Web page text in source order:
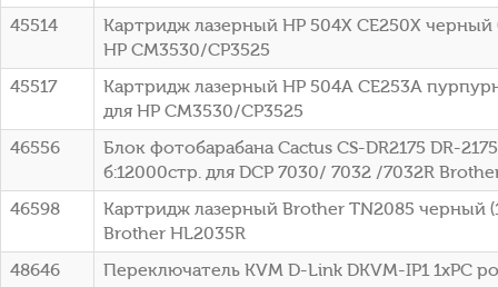
45514
Картридж лазерный HP 504X CE250X черный
HP CM3530/CP3525
45517
Картридж лазерный HP 504A CE253A
для HP CM3530/CP3525
46556
Блок фотобарабана Cactus CS-DR2175 DR-
б:12000стр. для DCP 7030/ 7032 /7032R
46598
Картридж лазерный Brother TN2085 черный
Brother HL2035R
48646
Переключатель KVM D-Link DKVM-IP1 1xPC